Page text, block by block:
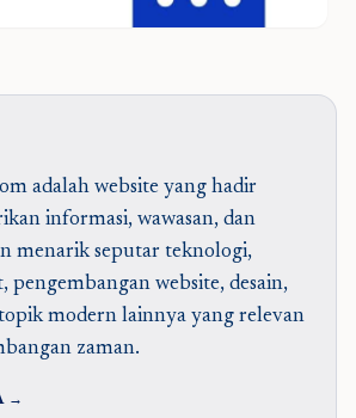
adalah website yang hadir
informasi, wawasan, dan
menarik seputar teknologi,
pengembangan website, desain,
modern lainnya yang relevan
zaman.
→